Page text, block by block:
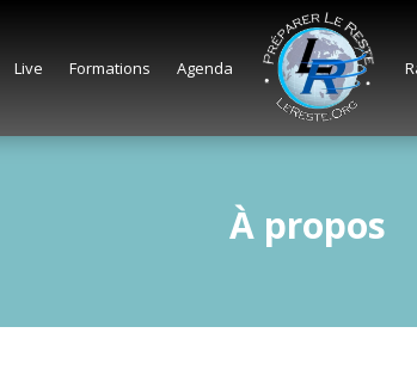
Live Formations Agenda
À propos